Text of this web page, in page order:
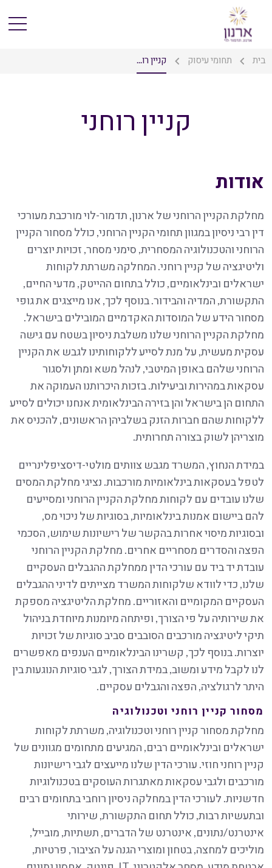
בית תחומי עיסוק קניין רו...
קניין רוחני
אודות
מחלקת הקניין הרוחני של ארנון, תדמור-לוי מורכבת מעורכי
דין רבי ניסיון במגוון תחומי הקניין הרוחני, כולל מסחור הקניין
הרוחני והטכנולוגיה המסחרית, סימני מסחר, זכויות יוצרים
וליטיגציה של קניין רוחני. המחלקה משרתת לקוחות
ישראלים ובינלאומיים, כולל בתחום ההייטק, מדעי החיים,
התקשורת, המדיה והבידור. בנוסף לכך, אנו מייצגים את גופי
מסחור הידע של המוסדות האקדמיים המובילים בישראל.
מחלקת הקניין הרוחני שלנו משלבת ניסיון בשטח עם גישה
עסקית מעשית, על מנת לסייע ללקוחותינו לגבש את הקניין
הרוחני שלהם באופן המיטבי, לנהל משא ומתן ולסגור
עסקאות במהירות וביעילות. בזכות היכרותנו העמוקה את
התחום הן בישראל והן בזירה הבינלאומית אנחנו יכולים לסייע
ללקוחות שהם חברות הזנק בשלביהן הראשונים, להכניס את
מוצריהן לשוק בצורה תחרותית.
במידת הנחוץ, המשרד מגבש צוותים מולטי-דיסציפלינריים
לטפל בעסקאות בינלאומיות מורכבות. נציגי מחלקת המסים
שלנו עובדים עם לקוחות מחלקת הקניין הרוחני ומסייעים
להם ביישום אמנות בינלאומיות, בסוגיות של ניכוי מס,
ובסוגיות מיסוי אחרות בהקשר של רישיונות שימוש, הסכמי
הפצה והסדרים מסחריים אחרים. מחלקת הקניין הרוחני
עובדת יד ביד עם עורכי הדין ממחלקת ההגבלים העסקיים
שלנו, כדי לוודא שלקוחות המשרד מצייתים לדיני ההגבלים
העסקיים המקומיים והאזוריים. מחלקת הליטיגציה מספקת
את שירותיה על פי הצורך, ופיתחה מיומנות מיוחדת בניהול
תיקי ליטיגציה מורכבים הסובבים סביב סוגיות של זכויות
יוצרות. בנוסף לכך, קשרינו הבינלאומיים הענפים מאפשרים
לנו לקבל מידע ומשוב, במידת הצורך, לגבי סוגיות הנוגעות בין
היתר לרגולציה, הפצה והגבלים עסקיים.
מסחור קניין רוחני וטכנולוגיה
מחלקת מסחור קניין רוחני וטכנולוגיה, משרתת לקוחות
ישראלים ובינלאומיים רבים, המגיעים מתחומים מגוונים של
קניין רוחני חוזי. עורכי הדין שלנו מייעצים לגבי רישיונות
מורכבים ולגבי עסקאות מאתגרות העוסקים בטכנולוגיות
חדשניות. לעורכי הדין במחלקה ניסיון רוחבי בתחומים רבים
ובתעשיות רבות, כולל תחום התקשורת, שירותי
אינטרנט/נתונים, אינטרנט של הדברים, תשתיות, מובייל,
מוליכים למחצה, בטחון ומוצרי הגנה על הציבור, פרטיות,